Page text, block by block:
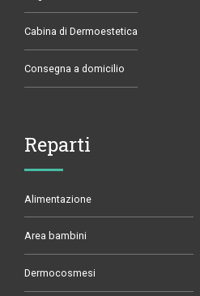
Cabina di Dermoestetica
Consegna a domicilio
Reparti
Alimentazione
Area bambini
Dermocosmesi